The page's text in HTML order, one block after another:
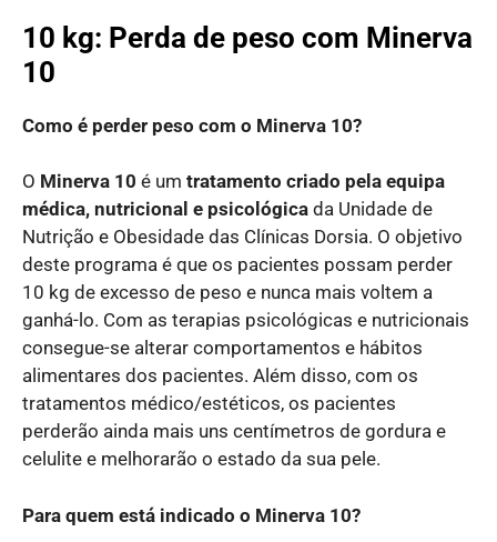
10 kg: Perda de peso com Minerva
10
Como é perder peso com o Minerva 10?
O Minerva 10 é um tratamento criado pela equipa
médica, nutricional e psicológica da Unidade de
Nutrição e Obesidade das Clínicas Dorsia. O objetivo
deste programa é que os pacientes possam perder
10 kg de excesso de peso e nunca mais voltem a
ganhá-lo. Com as terapias psicológicas e nutricionais
consegue-se alterar comportamentos e hábitos
alimentares dos pacientes. Além disso, com os
tratamentos médico/estéticos, os pacientes
perderão ainda mais uns centímetros de gordura e
celulite e melhorarão o estado da sua pele.
Para quem está indicado o Minerva 10?